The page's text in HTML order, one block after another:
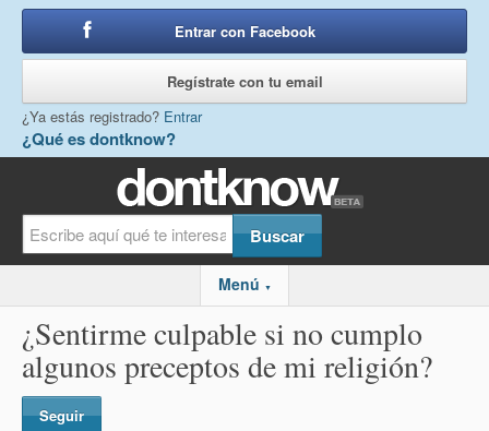
¿Qué es dontknow?
Entrar con Facebook
Regístrate con tu email
¿Ya estás registrado? Entrar
Menú ▼
¿Sentirme culpable si no cumplo
algunos preceptos de mi religión?
Seguir